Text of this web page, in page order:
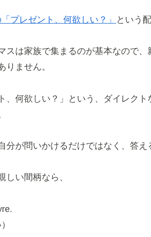
プレゼント、何欲しい？」 という
スは家族で集まるのが基本なので
りません。
、何欲しい？」という、ダイレク
分が問いかけるだけではなく、答え
しい間柄なら、